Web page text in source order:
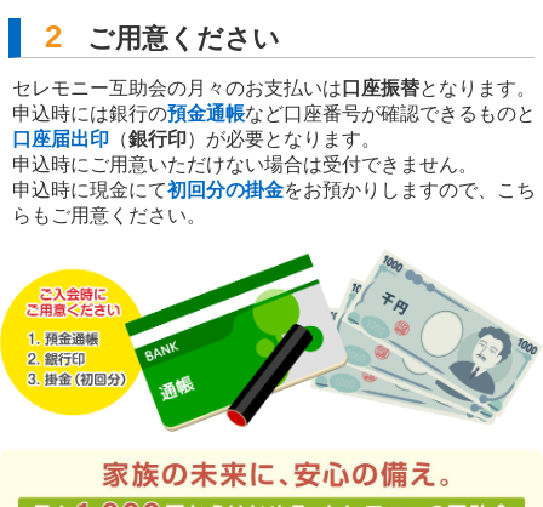
2 ご用意ください
セレモニー互助会の月々のお支払いは 口座振替となります。
申込時には銀行の預金通帳など口座番号が確認できるものと
口座届出印 （銀行印）が必要となります。
申込時にご用意いただけない場合は受付できません。
申込時に現金にて初回分の掛金をお預かりしますので、こち
らもご用意ください。